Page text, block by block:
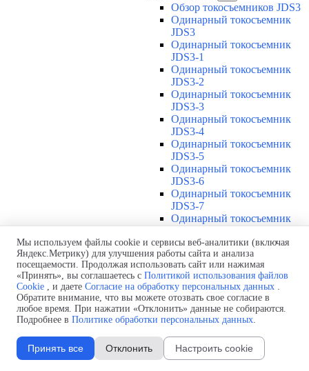
Обзор токосъемников JDS3
Одинарный токосъемник
JDS3
Одинарный токосъемник
JDS3-1
Одинарный токосъемник
JDS3-2
Одинарный токосъемник
JDS3-3
Одинарный токосъемник
JDS3-4
Одинарный токосъемник
JDS3-5
Одинарный токосъемник
JDS3-6
Одинарный токосъемник
JDS3-7
Одинарный токосъемник
Одинарный токосъемник
JDS3-9
Одинарный токосъемник
JDS3-10
Одинарный токосъемник
JDS3-11
Одинарный токосъемник
Соединения U12
Защитная оболочка для
Мы используем файлы cookie и сервисы веб-аналитики (включая
Яндекс.Метрику) для улучшения работы сайта и анализа
посещаемости. Продолжая использовать сайт или нажимая
«Принять», вы соглашаетесь с Политикой использования файлов
Cookie , и даете Согласие на обработку персональных данных .
Обратите внимание, что вы можете отозвать свое согласие в
любое время. При нажатии «Отклонить» данные не собираются.
Подробнее в Политике обработки персональных данных.
Принять все Отклонить Настроить cookie